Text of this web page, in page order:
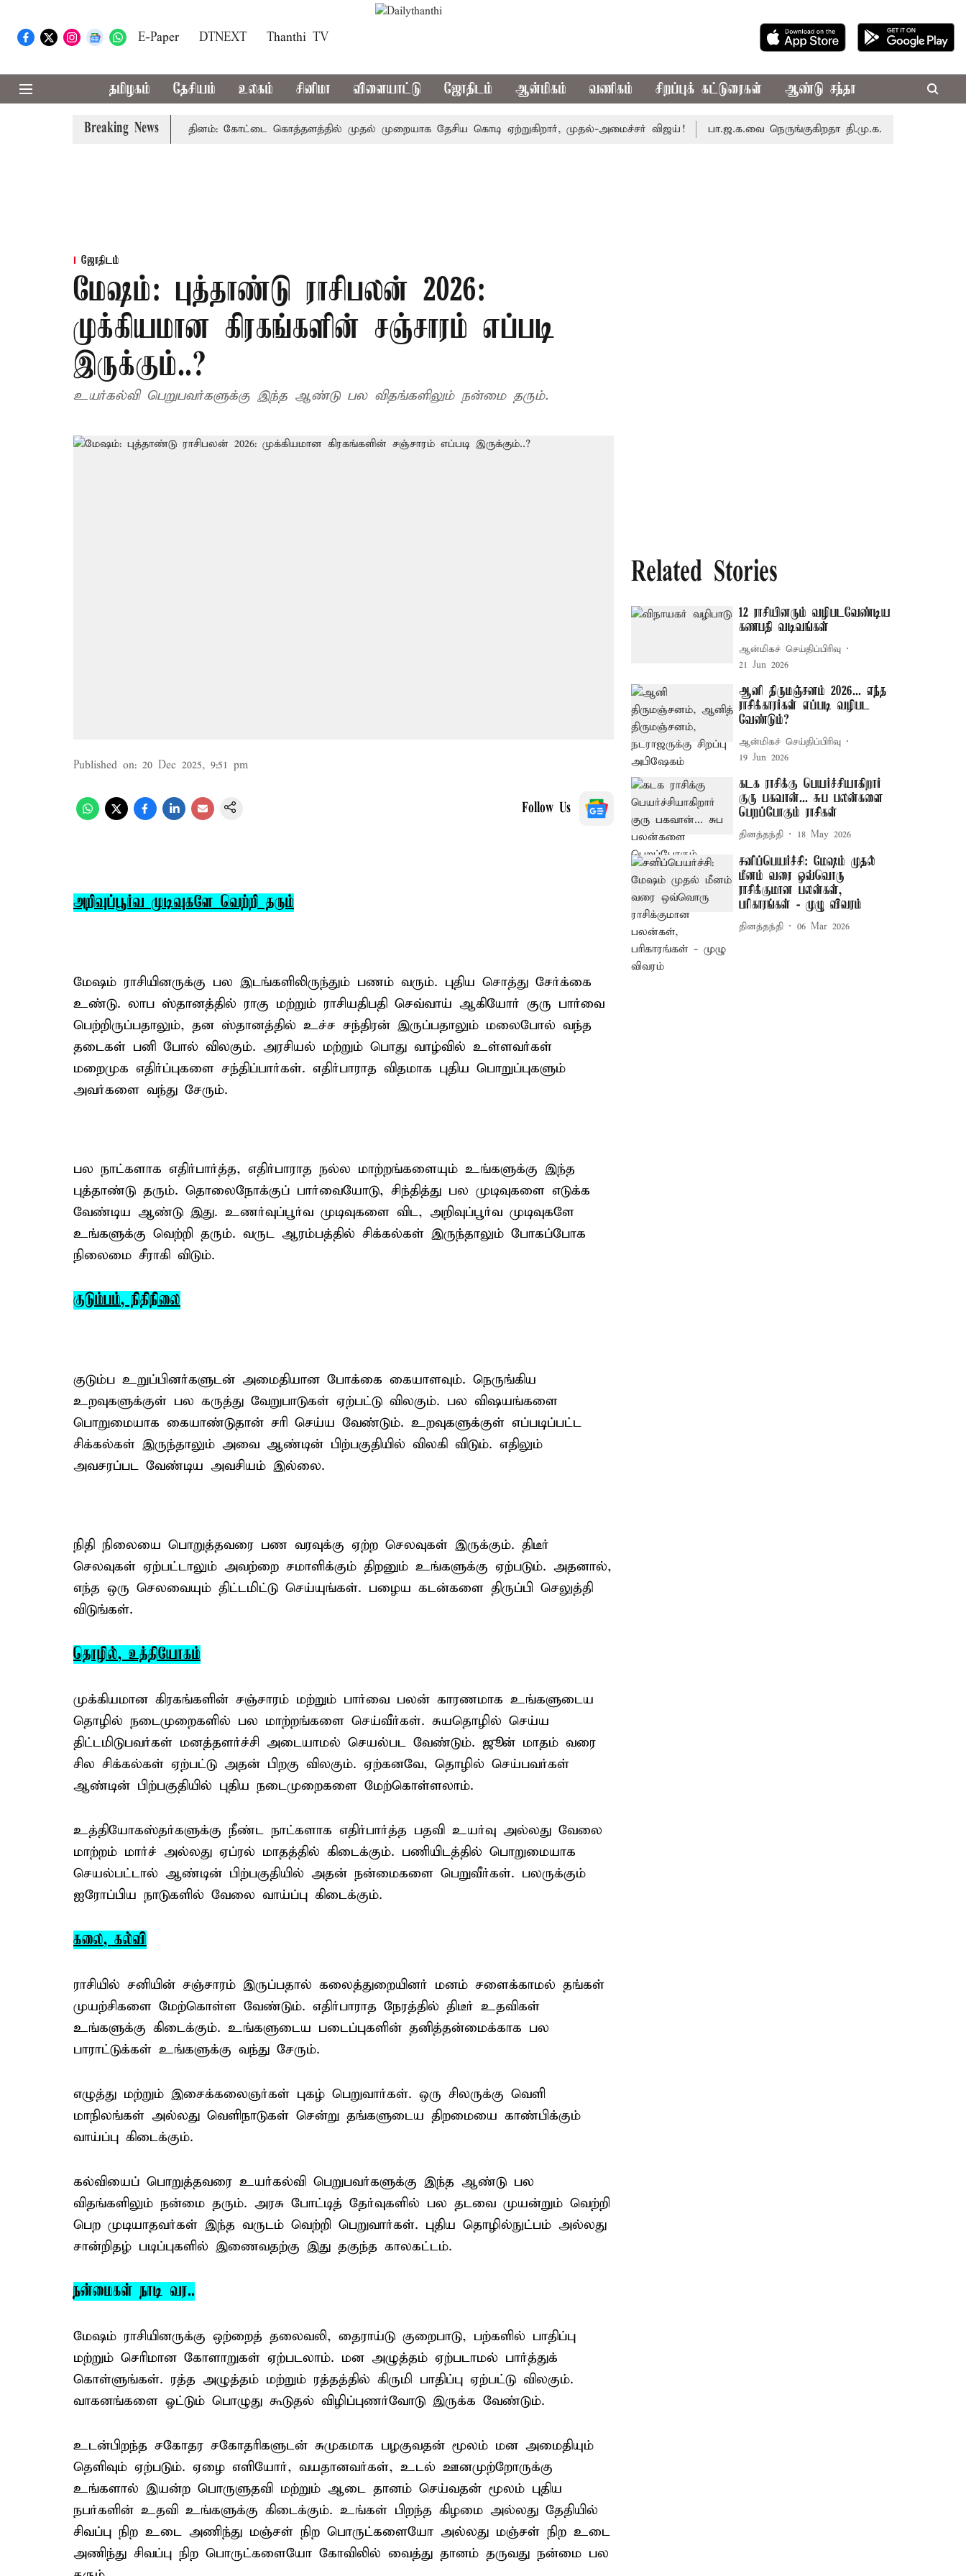
E-Paper DTNEXT Thanthi TV
தமிழகம் தேசியம் உலகம் சினிமா விளையாட்டு ஜோதிடம் ஆன்மிகம் வணிகம் சிறப்புக் கட்டுரைகள் ஆண்டு சந்தா
Breaking News
80-வது சுதந்திர தினம்: கோட்டை கொத்தளத்தில் முதல் முறையாக தேசிய கொடி ஏற்றுகிறார், முதல்-அமைச்சர் விஜய்! பா.ஜ.க.வை நெருங்குகிறதா தி.மு.க.?
ஜோதிடம்
மேஷம்: புத்தாண்டு ராசிபலன் 2026:
முக்கியமான கிரகங்களின் சஞ்சாரம் எப்படி
இருக்கும்..?
உயர்கல்வி பெறுபவர்களுக்கு இந்த ஆண்டு பல விதங்களிலும் நன்மை தரும்.
Published on: 20 Dec 2025, 9:51 pm
Follow Us
அறிவுப்பூர்வ முடிவுகளே வெற்றி தரும்
மேஷம் ராசியினருக்கு பல இடங்களிலிருந்தும் பணம் வரும். புதிய சொத்து சேர்க்கை
உண்டு. லாப ஸ்தானத்தில் ராகு மற்றும் ராசியதிபதி செவ்வாய் ஆகியோர் குரு பார்வை
பெற்றிருப்பதாலும், தன ஸ்தானத்தில் உச்ச சந்திரன் இருப்பதாலும் மலைபோல் வந்த
தடைகள் பனி போல் விலகும். அரசியல் மற்றும் பொது வாழ்வில் உள்ளவர்கள்
மறைமுக எதிர்ப்புகளை சந்திப்பார்கள். எதிர்பாராத விதமாக புதிய பொறுப்புகளும்
அவர்களை வந்து சேரும்.
பல நாட்களாக எதிர்பார்த்த, எதிர்பாராத நல்ல மாற்றங்களையும் உங்களுக்கு இந்த
புத்தாண்டு தரும். தொலைநோக்குப் பார்வையோடு, சிந்தித்து பல முடிவுகளை எடுக்க
வேண்டிய ஆண்டு இது. உணர்வுப்பூர்வ முடிவுகளை விட, அறிவுப்பூர்வ முடிவுகளே
உங்களுக்கு வெற்றி தரும். வருட ஆரம்பத்தில் சிக்கல்கள் இருந்தாலும் போகப்போக
நிலைமை சீராகி விடும்.
குடும்பம், நிதிநிலை
குடும்ப உறுப்பினர்களுடன் அமைதியான போக்கை கையாளவும். நெருங்கிய
உறவுகளுக்குள் பல கருத்து வேறுபாடுகள் ஏற்பட்டு விலகும். பல விஷயங்களை
பொறுமையாக கையாண்டுதான் சரி செய்ய வேண்டும். உறவுகளுக்குள் எப்படிப்பட்ட
சிக்கல்கள் இருந்தாலும் அவை ஆண்டின் பிற்பகுதியில் விலகி விடும். எதிலும்
அவசரப்பட வேண்டிய அவசியம் இல்லை.
நிதி நிலையை பொறுத்தவரை பண வரவுக்கு ஏற்ற செலவுகள் இருக்கும். திடீர்
செலவுகள் ஏற்பட்டாலும் அவற்றை சமாளிக்கும் திறனும் உங்களுக்கு ஏற்படும். அதனால்,
எந்த ஒரு செலவையும் திட்டமிட்டு செய்யுங்கள். பழைய கடன்களை திருப்பி செலுத்தி
விடுங்கள்.
தொழில், உத்தியோகம்
முக்கியமான கிரகங்களின் சஞ்சாரம் மற்றும் பார்வை பலன் காரணமாக உங்களுடைய
தொழில் நடைமுறைகளில் பல மாற்றங்களை செய்வீர்கள். சுயதொழில் செய்ய
திட்டமிடுபவர்கள் மனத்தளர்ச்சி அடையாமல் செயல்பட வேண்டும். ஜூன் மாதம் வரை
சில சிக்கல்கள் ஏற்பட்டு அதன் பிறகு விலகும். ஏற்கனவே, தொழில் செய்பவர்கள்
ஆண்டின் பிற்பகுதியில் புதிய நடைமுறைகளை மேற்கொள்ளலாம்.
உத்தியோகஸ்தர்களுக்கு நீண்ட நாட்களாக எதிர்பார்த்த பதவி உயர்வு அல்லது வேலை
மாற்றம் மார்ச் அல்லது ஏப்ரல் மாதத்தில் கிடைக்கும். பணியிடத்தில் பொறுமையாக
செயல்பட்டால் ஆண்டின் பிற்பகுதியில் அதன் நன்மைகளை பெறுவீர்கள். பலருக்கும்
ஐரோப்பிய நாடுகளில் வேலை வாய்ப்பு கிடைக்கும்.
கலை, கல்வி
ராசியில் சனியின் சஞ்சாரம் இருப்பதால் கலைத்துறையினர் மனம் சளைக்காமல் தங்கள்
முயற்சிகளை மேற்கொள்ள வேண்டும். எதிர்பாராத நேரத்தில் திடீர் உதவிகள்
உங்களுக்கு கிடைக்கும். உங்களுடைய படைப்புகளின் தனித்தன்மைக்காக பல
பாராட்டுக்கள் உங்களுக்கு வந்து சேரும்.
எழுத்து மற்றும் இசைக்கலைஞர்கள் புகழ் பெறுவார்கள். ஒரு சிலருக்கு வெளி
மாநிலங்கள் அல்லது வெளிநாடுகள் சென்று தங்களுடைய திறமையை காண்பிக்கும்
வாய்ப்பு கிடைக்கும்.
கல்வியைப் பொறுத்தவரை உயர்கல்வி பெறுபவர்களுக்கு இந்த ஆண்டு பல
விதங்களிலும் நன்மை தரும். அரசு போட்டித் தேர்வுகளில் பல தடவை முயன்றும் வெற்றி
பெற முடியாதவர்கள் இந்த வருடம் வெற்றி பெறுவார்கள். புதிய தொழில்நுட்பம் அல்லது
சான்றிதழ் படிப்புகளில் இணைவதற்கு இது தகுந்த காலகட்டம்.
நன்மைகள் நாடி வர..
மேஷம் ராசியினருக்கு ஒற்றைத் தலைவலி, தைராய்டு குறைபாடு, பற்களில் பாதிப்பு
மற்றும் செரிமான கோளாறுகள் ஏற்படலாம். மன அழுத்தம் ஏற்படாமல் பார்த்துக்
கொள்ளுங்கள். ரத்த அழுத்தம் மற்றும் ரத்தத்தில் கிருமி பாதிப்பு ஏற்பட்டு விலகும்.
வாகனங்களை ஓட்டும் பொழுது கூடுதல் விழிப்புணர்வோடு இருக்க வேண்டும்.
உடன்பிறந்த சகோதர சகோதரிகளுடன் சுமுகமாக பழகுவதன் மூலம் மன அமைதியும்
தெளிவும் ஏற்படும். ஏழை எளியோர், வயதானவர்கள், உடல் ஊனமுற்றோருக்கு
உங்களால் இயன்ற பொருளுதவி மற்றும் ஆடை தானம் செய்வதன் மூலம் புதிய
நபர்களின் உதவி உங்களுக்கு கிடைக்கும். உங்கள் பிறந்த கிழமை அல்லது தேதியில்
சிவப்பு நிற உடை அணிந்து மஞ்சள் நிற பொருட்களையோ அல்லது மஞ்சள் நிற உடை
அணிந்து சிவப்பு நிற பொருட்களையோ கோவிலில் வைத்து தானம் தருவது நன்மை பல
Related Stories
12 ராசியினரும் வழிபடவேண்டிய
கணபதி வடிவங்கள்
ஆன்மிகச் செய்திப்பிரிவு
21 Jun 2026
ஆனி திருமஞ்சனம் 2026... எந்த
ராசிக்காரர்கள் எப்படி வழிபட
வேண்டும்?
ஆன்மிகச் செய்திப்பிரிவு
19 Jun 2026
கடக ராசிக்கு பெயர்ச்சியாகிறார்
குரு பகவான்... சுப பலன்களை
பெறப்போகும் ராசிகள்
தினத்தந்தி 18 May 2026
சனிப்பெயர்ச்சி: மேஷம் முதல்
மீனம் வரை ஒவ்வொரு
ராசிக்குமான பலன்கள்,
பரிகாரங்கள் - முழு விவரம்
தினத்தந்தி 06 Mar 2026